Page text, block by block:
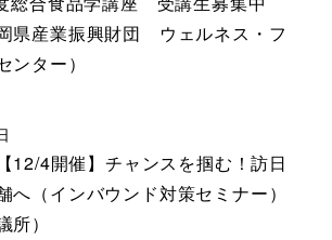
県産業振興財団 ウェルネス・フ
ンター）
12/4開催】チャンスを掴む！訪日
へ（インバウンド対策セミナー）
所）